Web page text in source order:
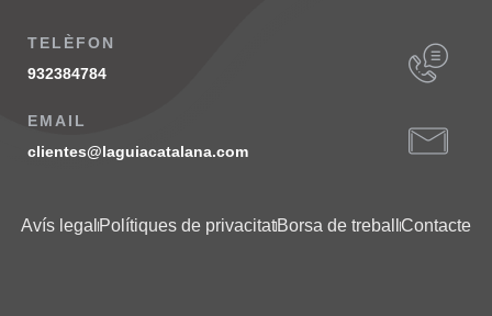
TELÈFON
932384784
EMAIL
clientes@laguiacatalana.com
Avís legal Polítiques de privacitatBorsa de treball Contacte